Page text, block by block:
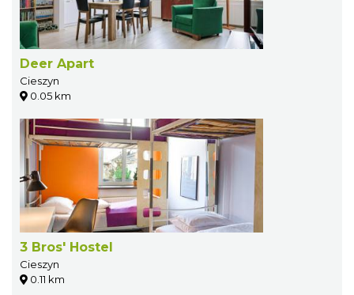
Deer Apart
Cieszyn
0.05 km
3 Bros' Hostel
Cieszyn
0.11 km